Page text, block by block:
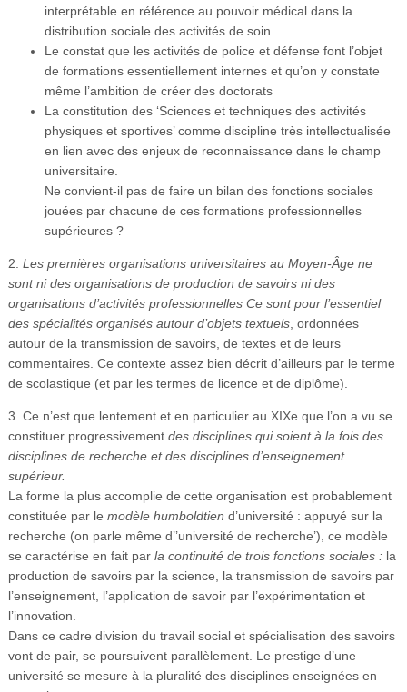
interprétable en référence au pouvoir médical dans la
distribution sociale des activités de soin.
Le constat que les activités de police et défense font l’objet
de formations essentiellement internes et qu’on y constate
même l’ambition de créer des doctorats
La constitution des ‘Sciences et techniques des activités
physiques et sportives’ comme discipline très intellectualisée
en lien avec des enjeux de reconnaissance dans le champ
universitaire.
Ne convient-il pas de faire un bilan des fonctions sociales
jouées par chacune de ces formations professionnelles
supérieures ?
2. Les premières organisations universitaires au Moyen-Âge ne
sont ni des organisations de production de savoirs ni des
organisations d’activités professionnelles Ce sont pour l’essentiel
des spécialités organisés autour d’objets textuels, ordonnées
autour de la transmission de savoirs, de textes et de leurs
commentaires. Ce contexte assez bien décrit d’ailleurs par le terme
de scolastique (et par les termes de licence et de diplôme).
3. Ce n’est que lentement et en particulier au XIXe que l’on a vu se
constituer progressivement des disciplines qui soient à la fois des
disciplines de recherche et des disciplines d’enseignement
supérieur.
La forme la plus accomplie de cette organisation est probablement
constituée par le modèle humboldtien d’université : appuyé sur la
recherche (on parle même d’’université de recherche’), ce modèle
se caractérise en fait par la continuité de trois fonctions sociales : la
production de savoirs par la science, la transmission de savoirs par
l’enseignement, l’application de savoir par l’expérimentation et
l’innovation.
Dans ce cadre division du travail social et spécialisation des savoirs
vont de pair, se poursuivent parallèlement. Le prestige d’une
université se mesure à la pluralité des disciplines enseignées en